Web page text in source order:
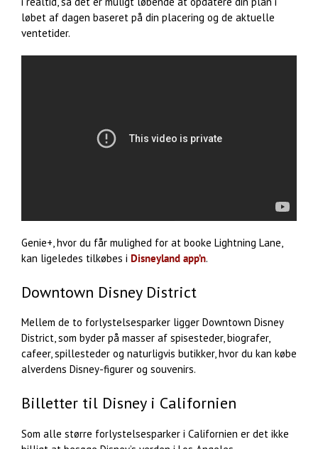
løbet af dagen baseret på din placering og de aktuelle
ventetider.
Genie+, hvor du får mulighed for at booke Lightning Lane,
kan ligeledes tilkøbes i Disneyland app’n.
Downtown Disney District
Mellem de to forlystelsesparker ligger Downtown Disney
District, som byder på masser af spisesteder, biografer,
cafeer, spillesteder og naturligvis butikker, hvor du kan købe
alverdens Disney-figurer og souvenirs.
Billetter til Disney i Californien
Som alle større forlystelsesparker i Californien er det ikke